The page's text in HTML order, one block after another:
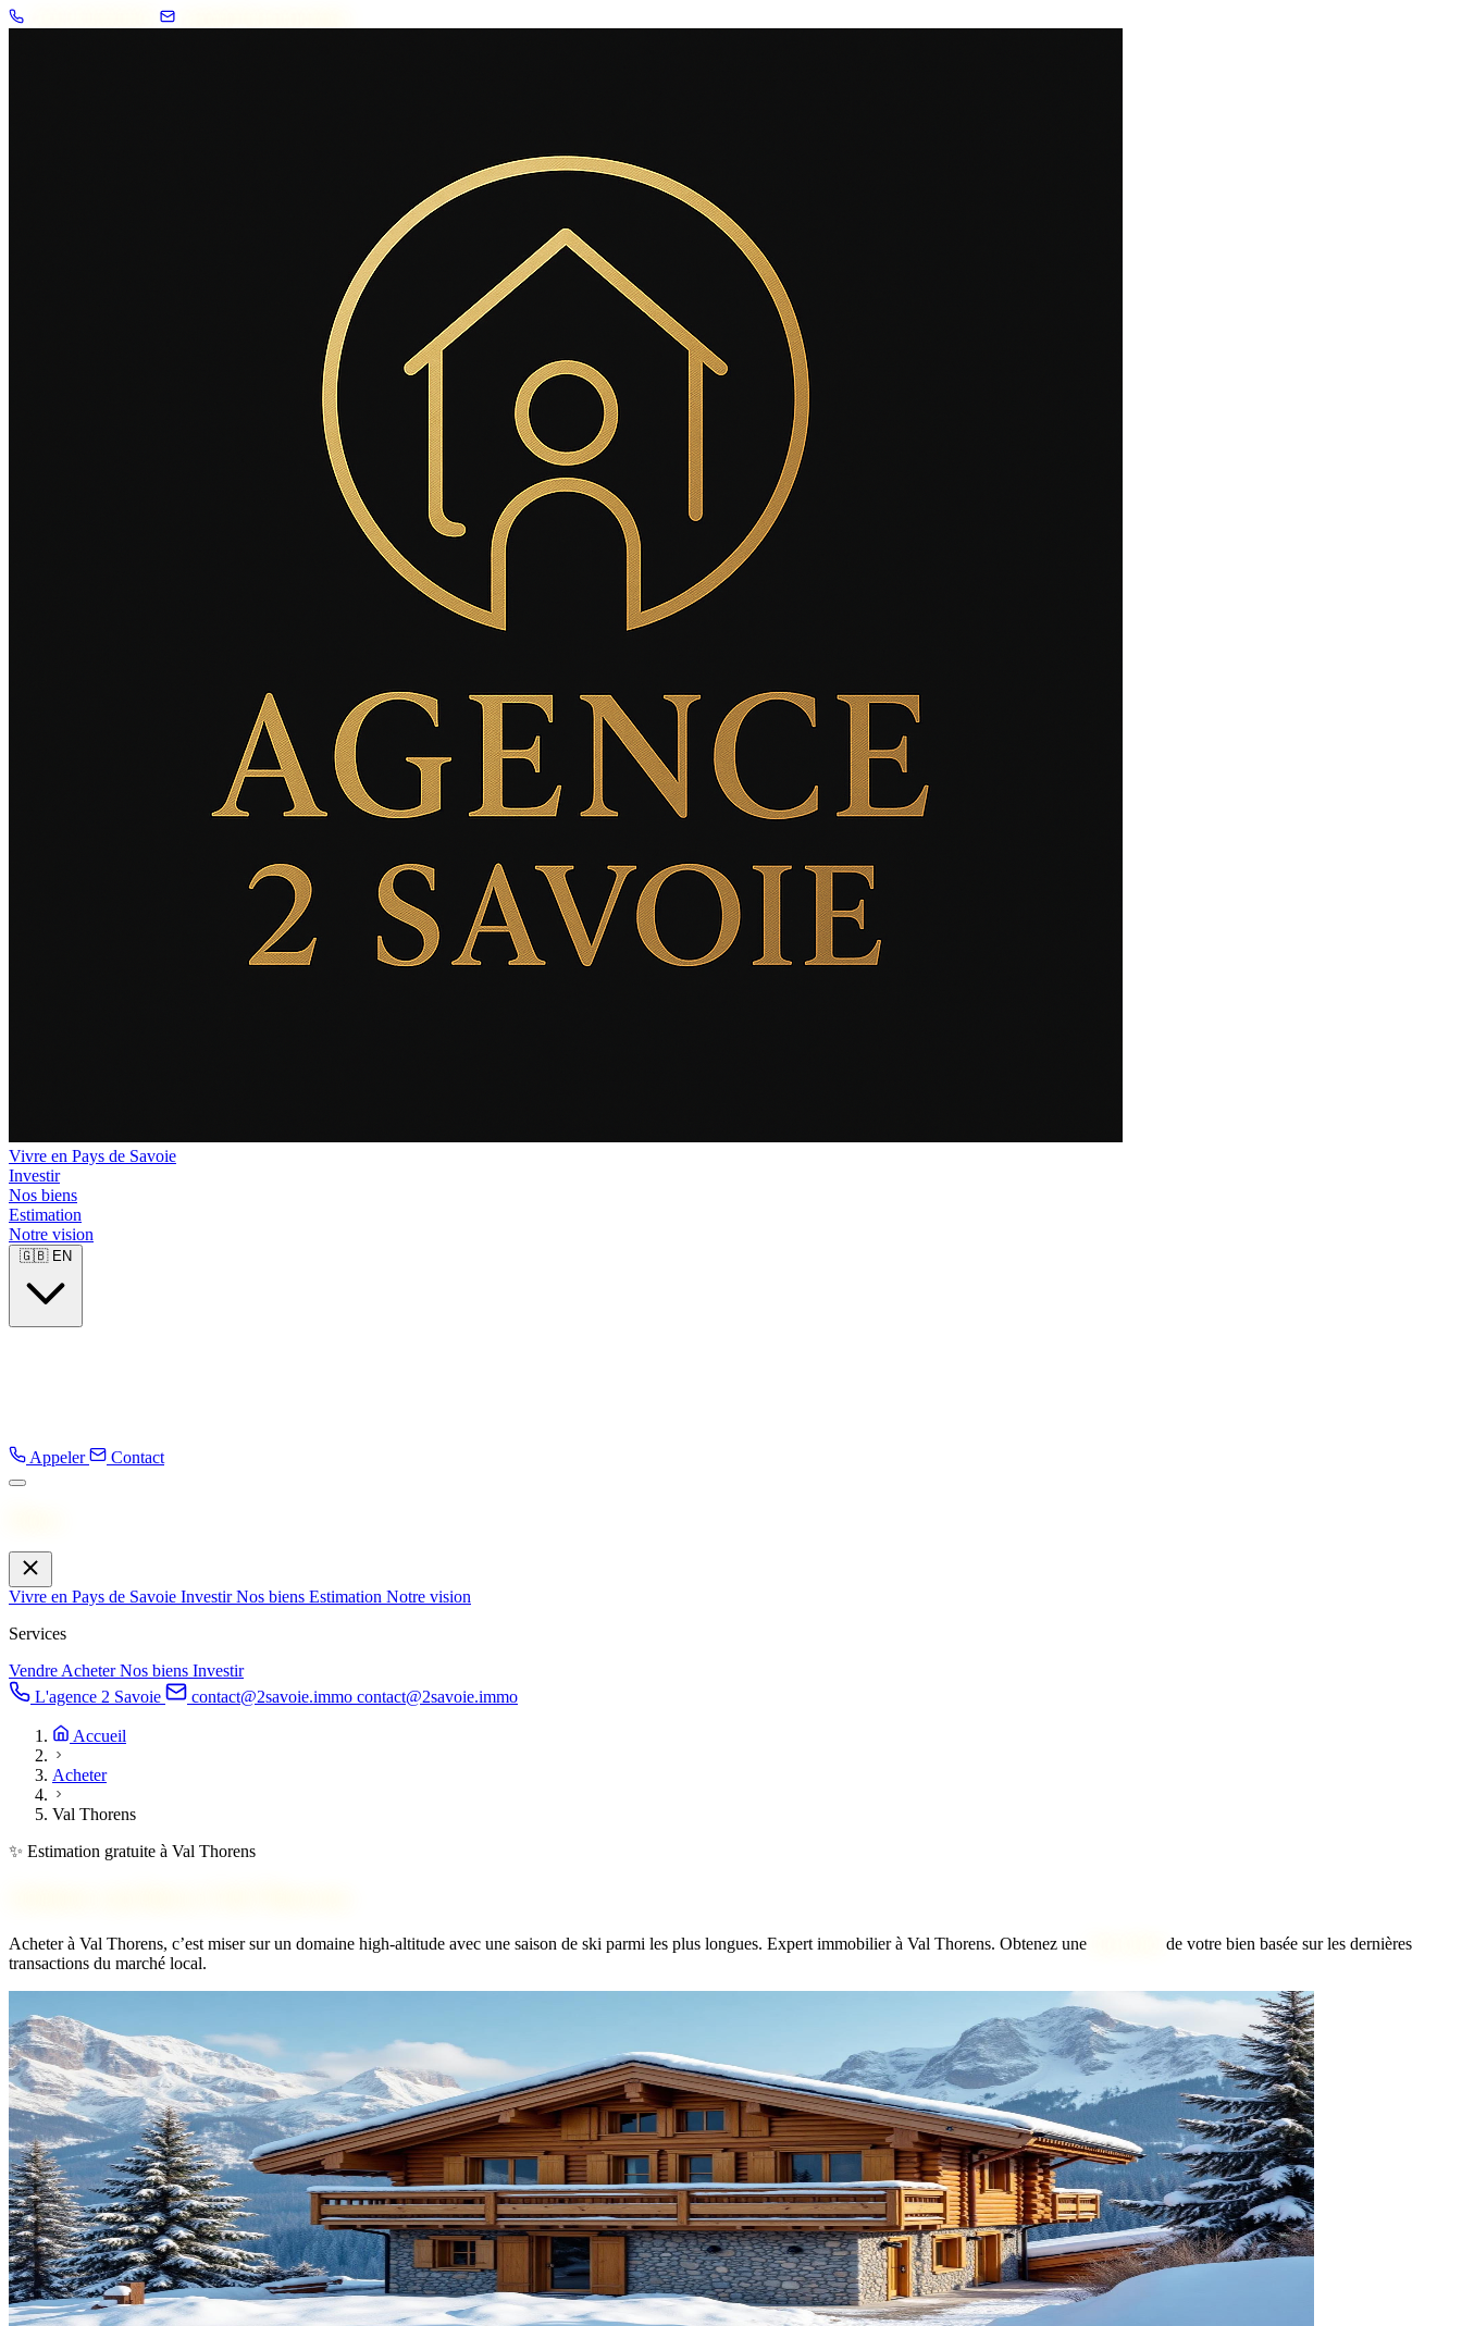
Vivre en Pays de Savoie
Investir
Nos biens
Estimation
Notre vision
🇬🇧 EN
Appeler Contact
Vivre en Pays de Savoie InvestirNos biens Estimation Notre vision
Services
VendreAcheterNos biens Investir
L'agence 2 Savoie
contact@2savoie.immo contact@2savoie.immo
Accueil
Acheter
Val Thorens
✨ Estimation gratuite à Val Thorens
Acheter à Val Thorens, c’est miser sur un domaine high-altitude avec une saison de ski parmi les plus longues. Expert immobilier à Val Thorens. Obtenez une
de votre bien basée sur les dernières
transactions du marché local.